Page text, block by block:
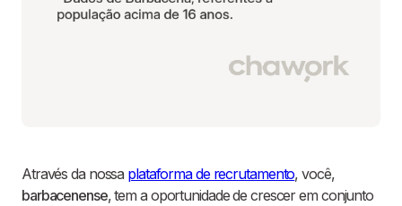
Através da nossa plataforma de recrutamento, você,
barbacenense, tem a oportunidade de crescer em conjunto